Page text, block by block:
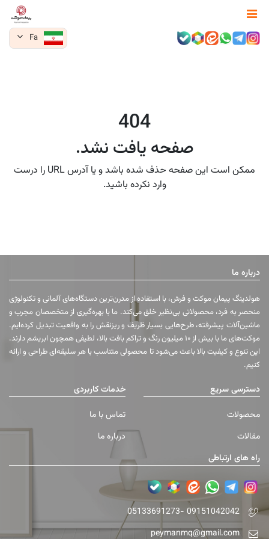
Fa
404
صفحه یافت نشد.
ممکن است این صفحه حذف شده باشد و یا آدرس URL را درست
وارد نکرده باشید.
درباره ما
هولدینگ پیمان موکت و فرش، با استفاده از مدرن‌ترین دستگاه‌های آلمانی و تکنولوژی
منحصر به فرد، محصولاتی بی‌نظیر خلق می‌کند. ما با بهره‌گیری از متخصصان مجرب و
ماشین‌آلات پیشرفته، طرح‌هایی بسیار ظریف و ریزنقش را به واقعیت تبدیل کرده‌ایم.
موکت‌های ما با بیش از ۱۰ میلیون رنگ و تراکم بافت بالا، لطیفی همچون ابریشم دارند.
این تنوع و کیفیت بالا باعث می‌شود تا محصولی متناسب با هر سلیقه‌ای طراحی و ارائه
کنیم.
دسترسی سریع
محصولات
مقالات
خدمات کاربردی
تماس با ما
درباره ما
راه های ارتباطی
05133691273- 09151042042
peymanmq@gmail.com